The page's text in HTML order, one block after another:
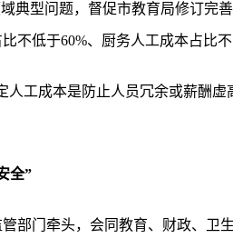
典型问题，督促市教育局修订完
不低于60%、厨务人工成本占比不
工成本是防止人员冗余或薪酬
全”
部门牵头，会同教育、财政、卫